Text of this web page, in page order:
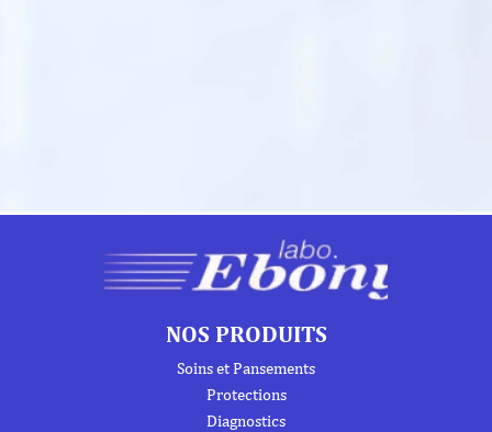
NOS PRODUITS
Soins et Pansements
Protections
Diagnostics